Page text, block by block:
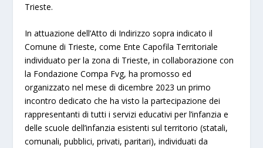
Trieste.
In attuazione dell’Atto di Indirizzo sopra indicato il
Comune di Trieste, come Ente Capofila Territoriale
individuato per la zona di Trieste, in collaborazione con
la Fondazione Compa Fvg, ha promosso ed
organizzato nel mese di dicembre 2023 un primo
incontro dedicato che ha visto la partecipazione dei
rappresentanti di tutti i servizi educativi per l’infanzia e
delle scuole dell’infanzia esistenti sul territorio (statali,
comunali, pubblici, privati, paritari), individuati da